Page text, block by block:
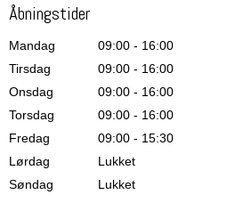
Åbningstider
Mandag
09:00 - 16:00
Tirsdag
09:00 - 16:00
Onsdag
09:00 - 16:00
Torsdag
09:00 - 16:00
Fredag
09:00 - 15:30
Lørdag
Lukket
Søndag
Lukket